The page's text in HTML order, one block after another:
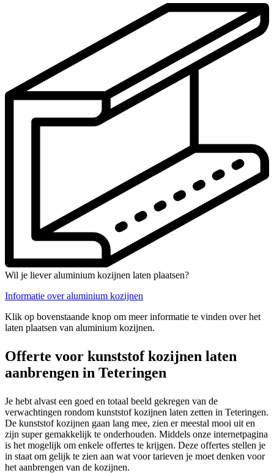
Wil je liever aluminium kozijnen laten plaatsen?
Informatie over aluminium kozijnen
Klik op bovenstaande knop om meer informatie te vinden over het
laten plaatsen van aluminium kozijnen.
Offerte voor kunststof kozijnen laten
aanbrengen in Teteringen
Je hebt alvast een goed en totaal beeld gekregen van de
verwachtingen rondom kunststof kozijnen laten zetten in Teteringen.
De kunststof kozijnen gaan lang mee, zien er meestal mooi uit en
zijn super gemakkelijk te onderhouden. Middels onze internetpagina
is het mogelijk om enkele offertes te krijgen. Deze offertes stellen je
in staat om gelijk te zien aan wat voor tarieven je moet denken voor
het aanbrengen van de kozijnen.